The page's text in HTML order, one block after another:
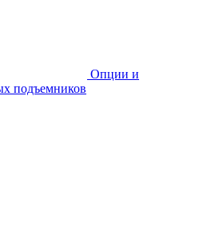
Опции и
подъемников